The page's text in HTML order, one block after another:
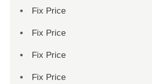
Fix Price
Fix Price
Fix Price
Fix Price